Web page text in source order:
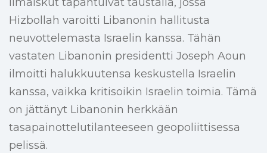
Hizbollah varoitti Libanonin hallitusta
neuvottelemasta Israelin kanssa. Tähän
vastaten Libanonin presidentti Joseph Aoun
ilmoitti halukkuutensa keskustella Israelin
kanssa, vaikka kritisoikin Israelin toimia. Tämä
on jättänyt Libanonin herkkään
tasapainottelutilanteeseen geopoliittisessa
pelissä.